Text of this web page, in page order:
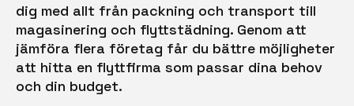
dig med allt från packning och transport till
magasinering och flyttstädning. Genom att
jämföra flera företag får du bättre möjligheter
att hitta en flyttfirma som passar dina behov
och din budget.